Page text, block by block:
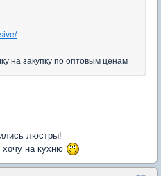
на закупку по оптовым ценам
люстры!
хочу на кухню